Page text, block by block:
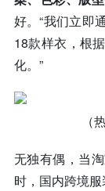
好。“我们立即
18款样衣，根
化。”
（
无独有偶，当
时，国内跨境服